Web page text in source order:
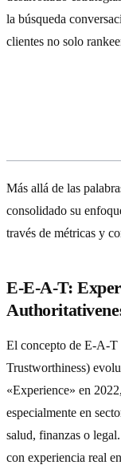
la búsqueda
clientes no solo
Más allá de las
consolidado su
través de métricas y
E-E-A-T:
El concepto de E-A-T
Trustworthiness)
«Experience» en
especialmente en
salud, finanzas o
con experiencia real